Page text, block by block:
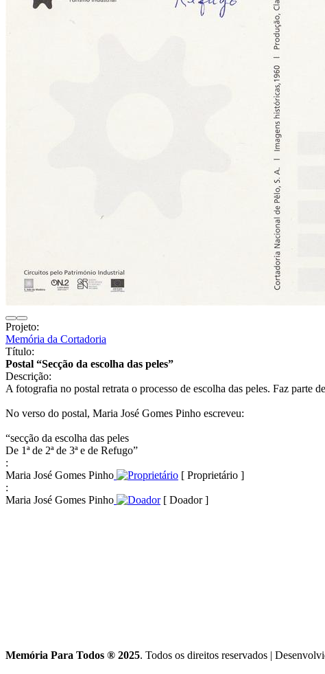
Projeto:
Memória da Cortadoria
Título:
Postal “Secção da escolha das peles”
Descrição:
A fotografia no postal retrata o processo de escolha das peles. Faz parte
No verso do postal, Maria José Gomes Pinho escreveu:
“secção da escolha das peles
De 1ª de 2ª de 3ª e de Refugo”
:
Maria José Gomes Pinho
[ Proprietário ]
:
Maria José Gomes Pinho
[ Doador ]
Memória Para Todos ® 2025. Todos os direitos reservados |